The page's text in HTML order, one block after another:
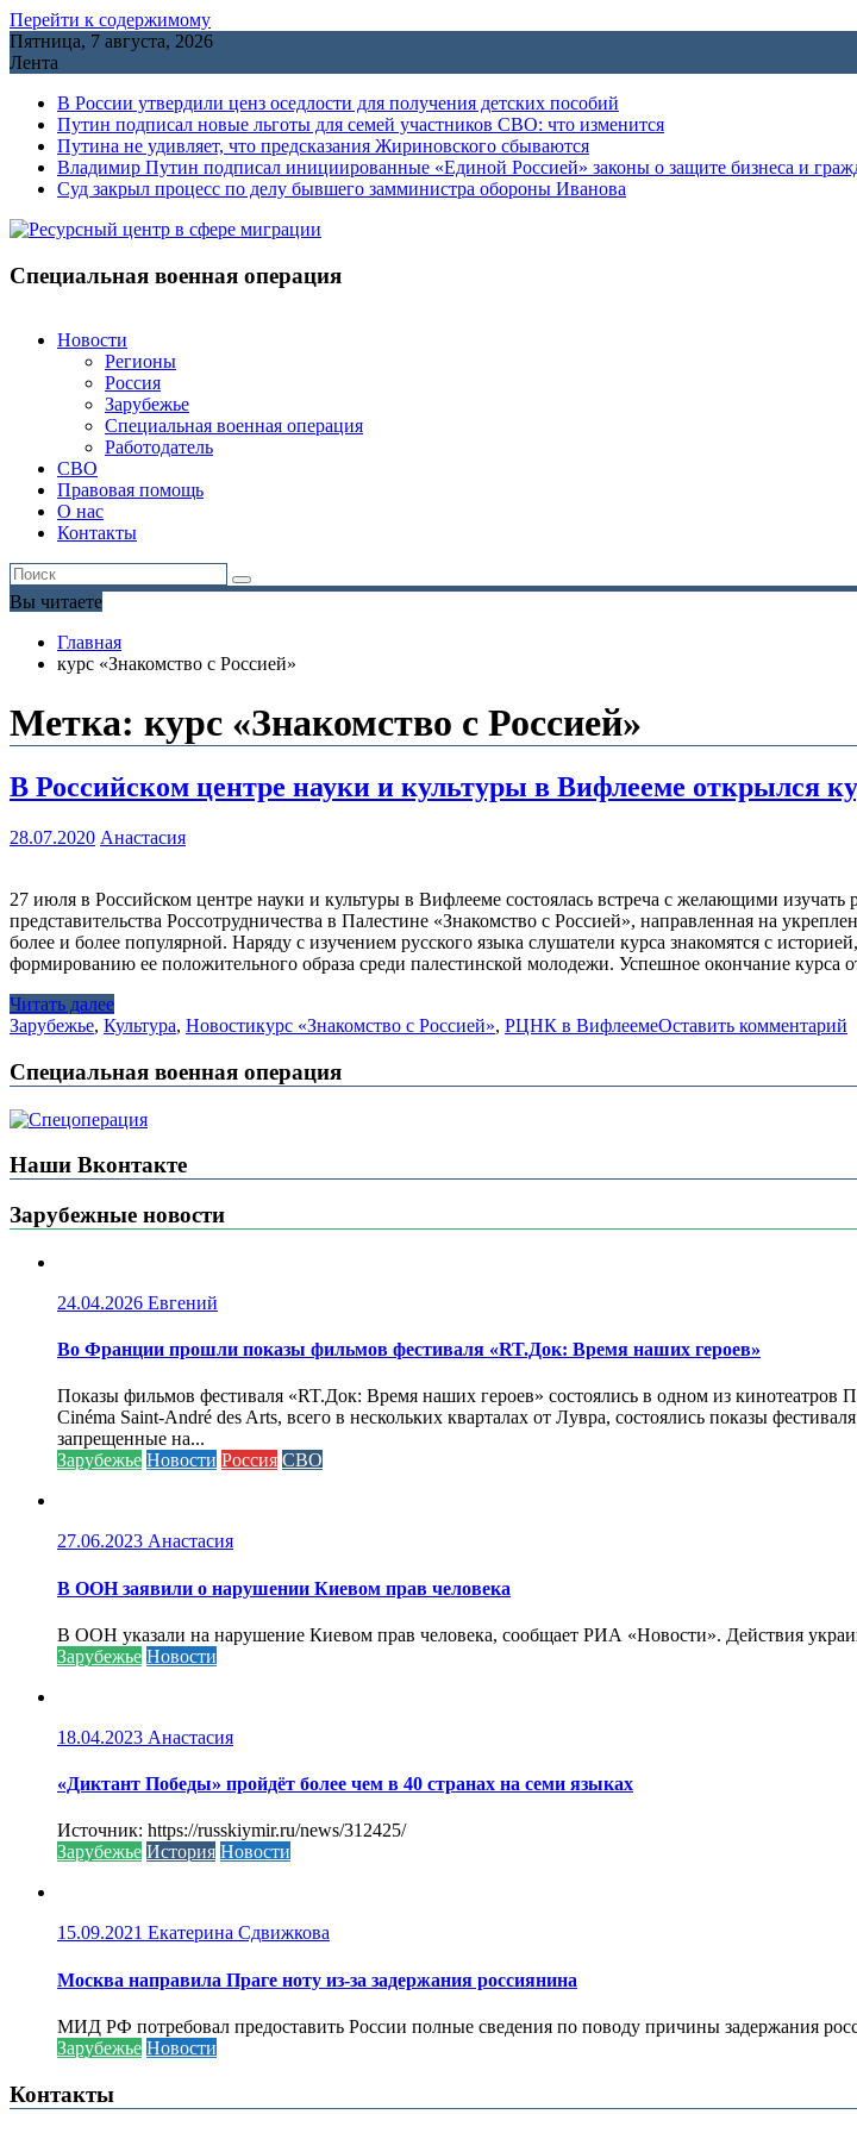
Перейти к содержимому
Пятница, 7 августа, 2026
Лента
В России утвердили ценз оседлости для получения детских пособий
Путин подписал новые льготы для семей участников СВО: что изменится
Путина не удивляет, что предсказания Жириновского сбываются
Владимир Путин подписал инициированные «Единой Россией» законы о защите бизнеса и
Cуд закрыл процесс по делу бывшего замминистра обороны Иванова
Специальная военная операция
Новости
Регионы
Россия
Зарубежье
Специальная военная операция
Работодатель
СВО
Правовая помощь
О нас
Контакты
Вы читаете
Главная
курс «Знакомство с Россией»
Метка: курс «Знакомство с Россией»
В Российском центре науки и культуры в Вифлееме открылся
28.07.2020 Анастасия
27 июля в Российском центре науки и культуры в Вифлееме состоялась встреча с желающими
представительства Россотрудничества в Палестине «Знакомство с Россией», направленная на
более и более популярной. Наряду с изучением русского языка слушатели курса знакомятся с
формированию ее положительного образа среди палестинской молодежи. Успешное окончание
Читать далее
Зарубежье, Культура, Новостикурс «Знакомство с Россией», РЦНК в ВифлеемеОставить комментарий
Специальная военная операция
Наши Вконтакте
Зарубежные новости
24.04.2026 Евгений
Во Франции прошли показы фильмов фестиваля «RT.Док: Время наших героев»
Показы фильмов фестиваля «RT.Док: Время наших героев» состоялись в одном из кинотеатров
Cinéma Saint-André des Arts, всего в нескольких кварталах от Лувра, состоялись показы
запрещенные на...
Зарубежье Новости Россия СВО
27.06.2023 Анастасия
В ООН заявили о нарушении Киевом прав человека
В ООН указали на нарушение Киевом прав человека, сообщает РИА «Новости». Действия
Зарубежье Новости
18.04.2023 Анастасия
«Диктант Победы» пройдёт более чем в 40 странах на семи языках
Источник: https://russkiymir.ru/news/312425/
Зарубежье История Новости
15.09.2021 Екатерина Сдвижкова
Москва направила Праге ноту из-за задержания россиянина
МИД РФ потребовал предоставить России полные сведения по поводу причины задержания
Зарубежье Новости
Контакты